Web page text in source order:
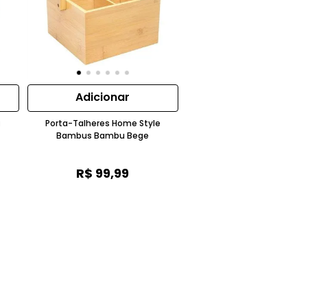
Adicionar
Porta-Talheres Home Style
Bambus Bambu Bege
R$ 99,99